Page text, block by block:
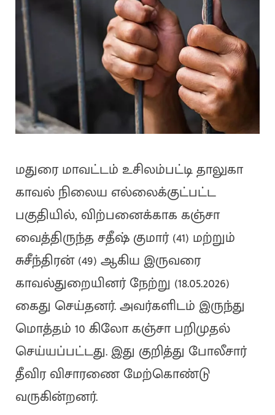
மதுரை மாவட்டம் உசிலம்பட்டி தாலுகா
காவல் நிலைய எல்லைக்குட்பட்ட
பகுதியில், விற்பனைக்காக கஞ்சா
வைத்திருந்த சதீஷ் குமார் (41) மற்றும்
சுசீந்திரன் (49) ஆகிய இருவரை
காவல்துறையினர் நேற்று (18.05.2026)
கைது செய்தனர். அவர்களிடம் இருந்து
மொத்தம் 10 கிலோ கஞ்சா பறிமுதல்
செய்யப்பட்டது. இது குறித்து போலீசார்
தீவிர விசாரணை மேற்கொண்டு
வருகின்றனர்.